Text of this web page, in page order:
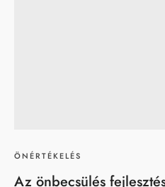
ÖNÉRTÉKELÉS
Az önbecsülés